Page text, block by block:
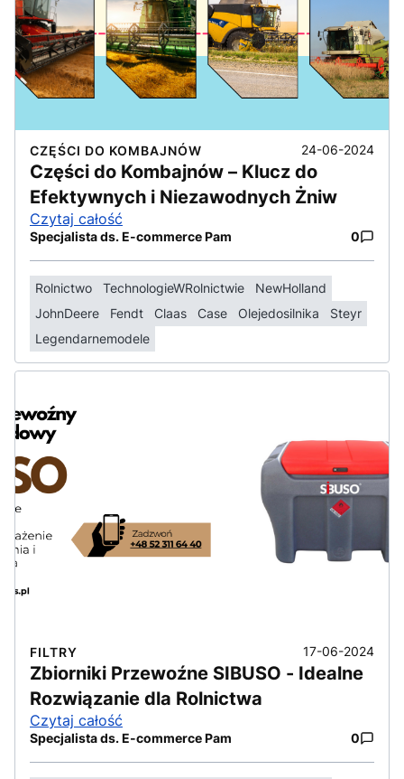
CZĘŚCI DO KOMBAJNÓW 24-06-2024
Części do Kombajnów – Klucz do
Efektywnych i Niezawodnych Żniw
Czytaj całość
Specjalista ds. E-commerce Pam 0
Rolnictwo TechnologieWRolnictwie
NewHolland
JohnDeere
Fendt Claas Case Olejedosilnika
Steyr
Legendarnemodele
FILTRY 17-06-2024
Zbiorniki Przewoźne SIBUSO - Idealne
Rozwiązanie dla Rolnictwa
Czytaj całość
Specjalista ds. E-commerce Pam 0